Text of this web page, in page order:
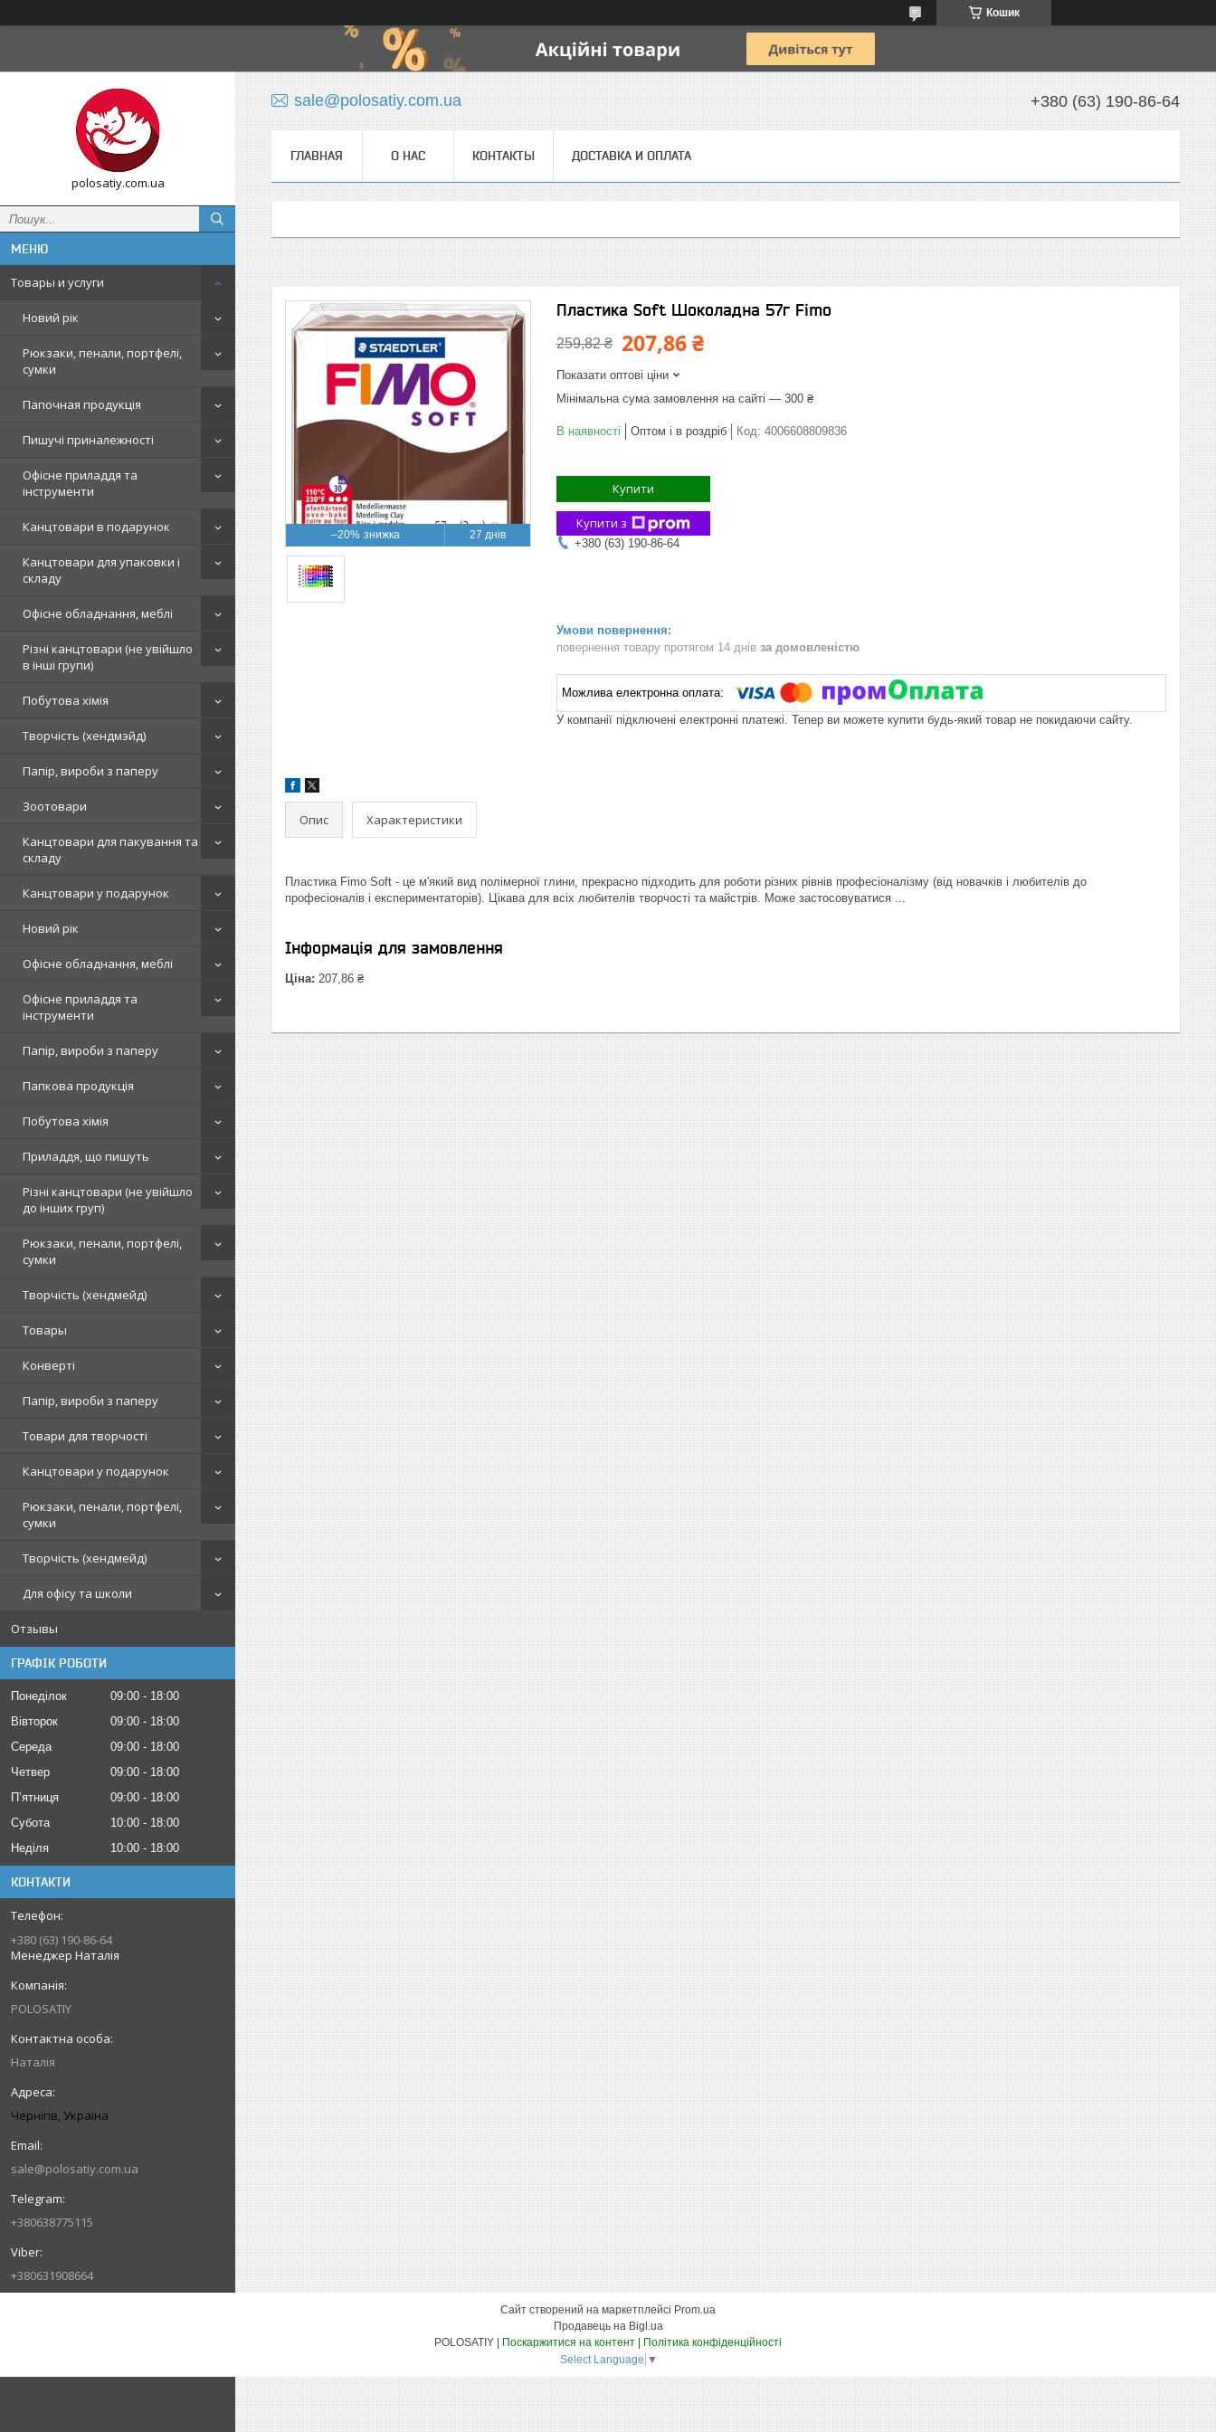
Кошик
polosatiy.com.ua
Товары и услуги
Новий рік
Рюкзаки, пенали, портфелі,
сумки
Папочная продукція
Пишучі приналежності
Офісне приладдя та
інструменти
Канцтовари в подарунок
Канцтовари для упаковки і
складу
Офісне обладнання, меблі
Різні канцтовари (не увійшло
в інші групи)
Побутова хімія
Творчість (хендмэйд)
Папір, вироби з паперу
Зоотовари
Канцтовари для пакування та
складу
Канцтовари у подарунок
Новий рік
Офісне обладнання, меблі
Офісне приладдя та
інструменти
Папір, вироби з паперу
Папкова продукція
Побутова хімія
Приладдя, що пишуть
Різні канцтовари (не увійшло
до інших груп)
Рюкзаки, пенали, портфелі,
сумки
Творчість (хендмейд)
Товары
Конверті
Папір, вироби з паперу
Товари для творчості
Канцтовари у подарунок
Рюкзаки, пенали, портфелі,
сумки
Творчість (хендмейд)
Для офісу та школи
Отзывы
ГРАФІК РОБОТИ
Понеділок 09:00
18:00
Вівторок
09:00
18:00
Середа
09:00
18:00
Четвер
09:00
18:00
Пʼятниця
09:00
18:00
Субота
10:00
18:00
Неділя
10:00 18:00
КОНТАКТИ
+380 (63) 190-86-64
Менеджер Наталія
POLOSATIY
Наталія
Чернігів, Україна
sale@polosatiy.com.ua
+380638775115
+380631908664
sale@polosatiy.com.ua +380 (63) 190-86-64
ГЛАВНАЯ О НАС КОНТАКТЫ ДОСТАВКА И ОПЛАТА
–20% 27 днів
Пластика Soft Шоколадна 57г Fimo
259,82 ₴ 207,86 ₴
Показати оптові ціни
Мінімальна сума замовлення на сайті — 300 ₴
В наявності Оптом і в роздріб Код: 4006608809836
Купити
Купити з
+380 (63) 190-86-64
повернення товару протягом 14 днів за домовленістю
У компанії підключені електронні платежі. Тепер ви можете купити будь-який товар не покидаючи сайту.
Опис Характеристики
Пластика Fimo Soft - це м'який вид полімерної глини, прекрасно підходить для роботи різних рівнів професіоналізму (від новачків і любителів до
професіоналів і експериментаторів). Цікава для всіх любителів творчості та майстрів. Може застосовуватися ...
Інформація для замовлення
Ціна: 207,86 ₴
Сайт створений на маркетплейсі Prom.ua
Продавець на Bigl.ua
Поскаржитися на контент
Політика конфіденційності
Select Language ▼